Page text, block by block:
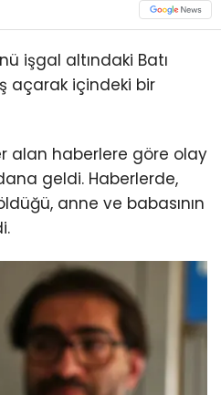
işgal altındaki Batı
açarak içindeki bir
alan haberlere göre olay
geldi. Haberlerde,
anne ve babasının